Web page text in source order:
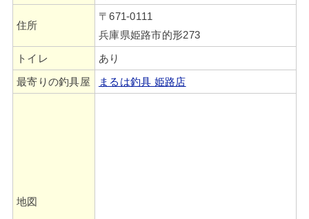
住所
〒671-0111
兵庫県姫路市的形273
トイレ
あり
最寄りの釣具屋
まるは釣具 姫路店
地図